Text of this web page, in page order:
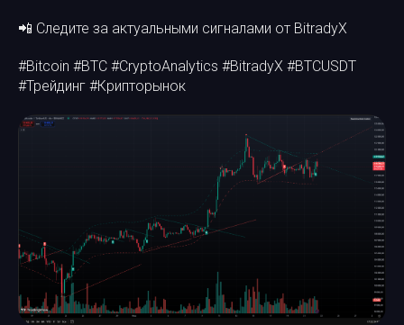
📲 Следите за актуальными сигналами от BitradyX
#Bitcoin #BTC #CryptoAnalytics #BitradyX #BTCUSDT
#Трейдинг #Крипторынок